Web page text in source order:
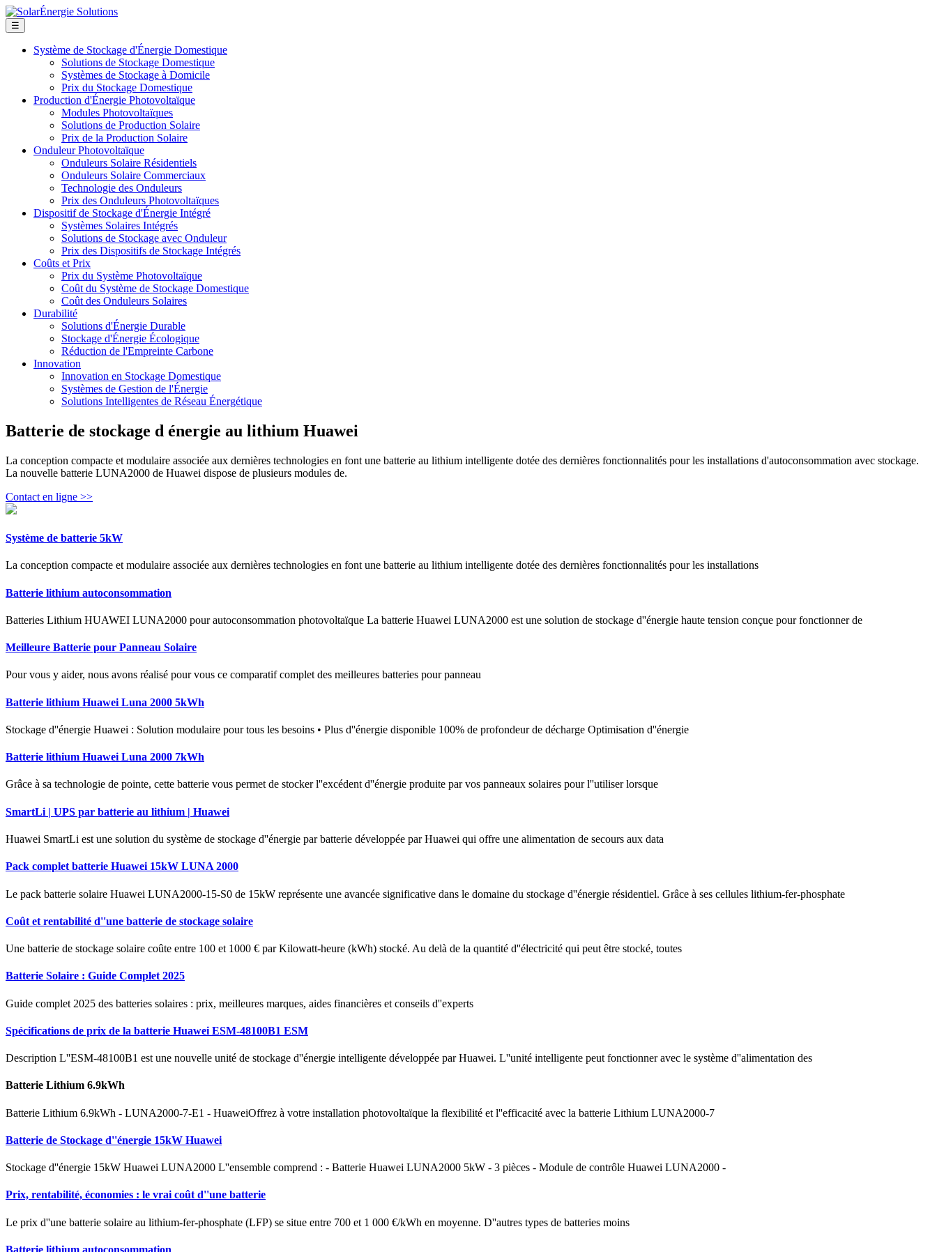
☰
Système de Stockage d'Énergie Domestique
Solutions de Stockage Domestique
Systèmes de Stockage à Domicile
Prix du Stockage Domestique
Production d'Énergie Photovoltaïque
Modules Photovoltaïques
Solutions de Production Solaire
Prix de la Production Solaire
Onduleur Photovoltaïque
Onduleurs Solaire Résidentiels
Onduleurs Solaire Commerciaux
Technologie des Onduleurs
Prix des Onduleurs Photovoltaïques
Dispositif de Stockage d'Énergie Intégré
Systèmes Solaires Intégrés
Solutions de Stockage avec Onduleur
Prix des Dispositifs de Stockage Intégrés
Coûts et Prix
Prix du Système Photovoltaïque
Coût du Système de Stockage Domestique
Coût des Onduleurs Solaires
Durabilité
Solutions d'Énergie Durable
Stockage d'Énergie Écologique
Réduction de l'Empreinte Carbone
Innovation
Innovation en Stockage Domestique
Systèmes de Gestion de l'Énergie
Solutions Intelligentes de Réseau Énergétique
Batterie de stockage d énergie au lithium Huawei
La conception compacte et modulaire associée aux dernières technologies en font une batterie au lithium intelligente dotée des dernières fonctionnalités pour les installations d'autoconsommation avec stockage.
La nouvelle batterie LUNA2000 de Huawei dispose de plusieurs modules de.
Contact en ligne >>
Système de batterie 5kW
La conception compacte et modulaire associée aux dernières technologies en font une batterie au lithium intelligente dotée des dernières fonctionnalités pour les installations
Batterie lithium autoconsommation
Batteries Lithium HUAWEI LUNA2000 pour autoconsommation photovoltaïque La batterie Huawei LUNA2000 est une solution de stockage d''énergie haute tension conçue pour fonctionner de
Meilleure Batterie pour Panneau Solaire
Pour vous y aider, nous avons réalisé pour vous ce comparatif complet des meilleures batteries pour panneau
Batterie lithium Huawei Luna 2000 5kWh
Stockage d''énergie Huawei : Solution modulaire pour tous les besoins • Plus d''énergie disponible 100% de profondeur de décharge Optimisation d''énergie
Batterie lithium Huawei Luna 2000 7kWh
Grâce à sa technologie de pointe, cette batterie vous permet de stocker l''excédent d''énergie produite par vos panneaux solaires pour l''utiliser lorsque
SmartLi | UPS par batterie au lithium | Huawei
Huawei SmartLi est une solution du système de stockage d''énergie par batterie développée par Huawei qui offre une alimentation de secours aux data
Pack complet batterie Huawei 15kW LUNA 2000
Le pack batterie solaire Huawei LUNA2000-15-S0 de 15kW représente une avancée significative dans le domaine du stockage d''énergie résidentiel. Grâce à ses cellules lithium-fer-phosphate
Coût et rentabilité d''une batterie de stockage solaire
Une batterie de stockage solaire coûte entre 100 et 1000 € par Kilowatt-heure (kWh) stocké. Au delà de la quantité d''électricité qui peut être stocké, toutes
Batterie Solaire : Guide Complet 2025
Guide complet 2025 des batteries solaires : prix, meilleures marques, aides financières et conseils d''experts
Spécifications de prix de la batterie Huawei ESM-48100B1 ESM
Description L''ESM-48100B1 est une nouvelle unité de stockage d''énergie intelligente développée par Huawei. L''unité intelligente peut fonctionner avec le système d''alimentation des
Batterie Lithium 6.9kWh
Batterie Lithium 6.9kWh - LUNA2000-7-E1 - HuaweiOffrez à votre installation photovoltaïque la flexibilité et l''efficacité avec la batterie Lithium LUNA2000-7
Batterie de Stockage d''énergie 15kW Huawei
Stockage d''énergie 15kW Huawei LUNA2000 L''ensemble comprend : - Batterie Huawei LUNA2000 5kW - 3 pièces - Module de contrôle Huawei LUNA2000 -
Prix, rentabilité, économies : le vrai coût d''une batterie
Le prix d''une batterie solaire au lithium-fer-phosphate (LFP) se situe entre 700 et 1 000 €/kWh en moyenne. D''autres types de batteries moins
Batterie lithium autoconsommation